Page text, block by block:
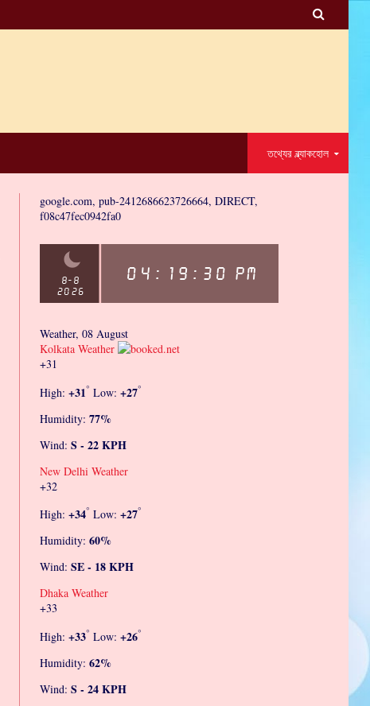

তথ্যের ব্ল্যাকহোল
google.com, pub-2412686623726664, DIRECT,
f08c47fec0942fa0
Weather, 08 August
Kolkata Weather
+31
High:+31° Low:+27°
Humidity:77%
Wind:S - 22 KPH
New Delhi Weather
+32
High:+34° Low:+27°
Humidity:60%
Wind:SE - 18 KPH
Dhaka Weather
+33
High:+33° Low:+26°
Humidity:62%
Wind:S - 24 KPH